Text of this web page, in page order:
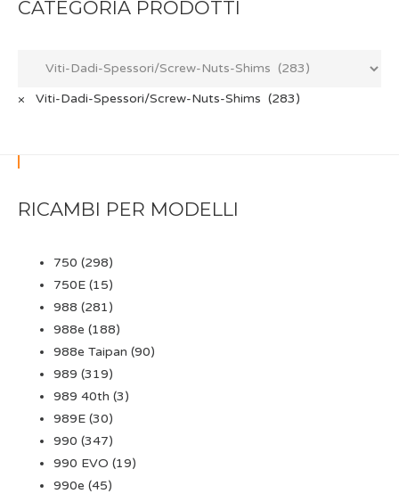
CATEGORIA PRODOTTI
× Viti-Dadi-Spessori/Screw-Nuts-Shims (283)
RICAMBI PER MODELLI
750 (298)
750E (15)
988 (281)
988e (188)
988e Taipan (90)
989 (319)
989 40th (3)
989E (30)
990 (347)
990 EVO (19)
990e (45)